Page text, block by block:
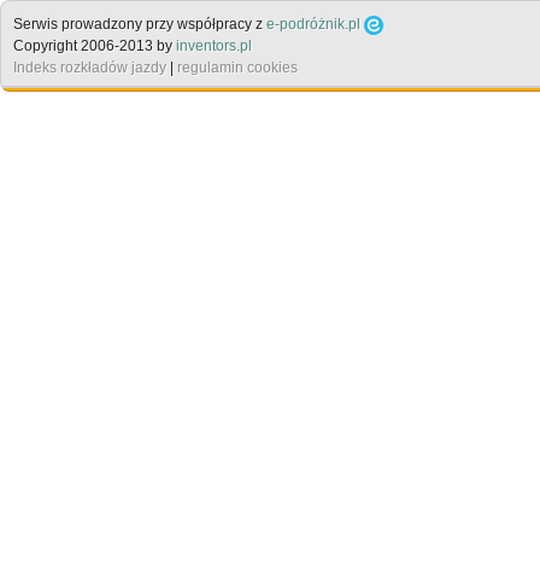
Serwis prowadzony przy współpracy z e-podróżnik.pl
Copyright 2006-2013 by inventors.pl
Indeks rozkładów jazdy
regulamin cookies